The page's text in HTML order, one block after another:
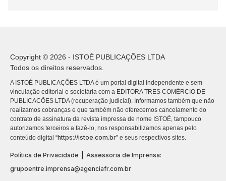
Copyright © 2026 - ISTOÉ PUBLICAÇÕES LTDA
Todos os direitos reservados.
A ISTOÉ PUBLICAÇÕES LTDA é um portal digital independente e sem
vinculação editorial e societária com a EDITORA TRES COMÉRCIO DE
PUBLICACÕES LTDA (recuperação judicial). Informamos também que não
realizamos cobranças e que também não oferecemos cancelamento do
contrato de assinatura da revista impressa de nome ISTOÉ, tampouco
autorizamos terceiros a fazê-lo, nos responsabilizamos apenas pelo
conteúdo digital “https://istoe.com.br” e seus respectivos sites.
Política de Privacidade
Assessoria de Imprensa:
grupoentre.imprensa@agenciafr.com.br